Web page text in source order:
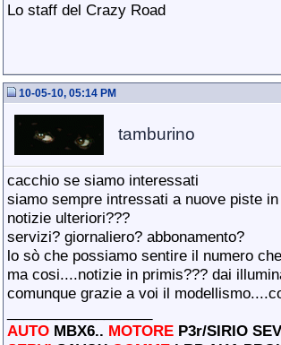
Lo staff del Crazy Road
10-05-10, 05:14 PM
tamburino
cacchio se siamo interessati
siamo sempre intressati a nuove piste
notizie ulteriori???
servizi? giornaliero? abbonamento?
lo sò che possiamo sentire il numero
ma cosi....notizie in primis??? dai
comunque grazie a voi il
AUTO MBX6.. MOTORE P3r/SIRIO